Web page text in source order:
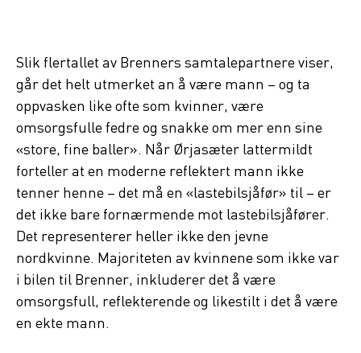
Slik flertallet av Brenners samtalepartnere viser,
går det helt utmerket an å være mann – og ta
oppvasken like ofte som kvinner, være
omsorgsfulle fedre og snakke om mer enn sine
«store, fine baller». Når Ørjasæter lattermildt
forteller at en moderne reflektert mann ikke
tenner henne – det må en «lastebilsjåfør» til – er
det ikke bare fornærmende mot lastebilsjåfører.
Det representerer heller ikke den jevne
nordkvinne. Majoriteten av kvinnene som ikke var
i bilen til Brenner, inkluderer det å være
omsorgsfull, reflekterende og likestilt i det å være
en ekte mann.